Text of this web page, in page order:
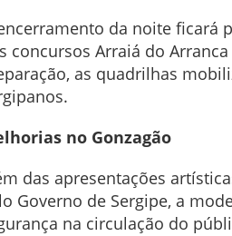
da noite ficará
concursos Arraiá do
as quadrilhas
no Gonzagão
das apresentações
Governo de Sergipe, a
na circulação do